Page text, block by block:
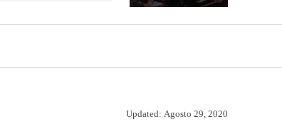
Updated: Agosto 29, 2020